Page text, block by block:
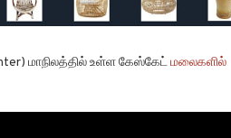
மாநிலத்தில் உள்ள கேஸ்கேட்மலைகளில்